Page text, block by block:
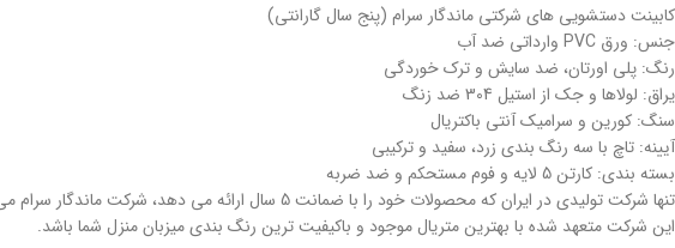
کابینت دستشویی های شرکتی ماندگار سرام (پنج سال گارانتی)
جنس: ورق PVC وارداتی ضد آب
رنگ: پلی اورتان، ضد سایش و ترک خوردگی
یراق: لولاها و جک از استیل 304 ضد زنگ
سنگ: کورین و سرامیک آنتی باکتریال
آیینه: تاچ با سه رنگ بندی زرد، سفید و ترکیبی
بسته بندی: کارتن 5 لایه و فوم مستحکم و ضد ضربه
تنها شرکت تولیدی در ایران که محصولات خود را با ضمانت 5 سال ارائه می دهد، شرکت ماندگار سرام می باشد.
این شرکت متعهد شده با بهترین متریال موجود و باکیفیت ترین رنگ بندی میزبان منزل شما باشد.